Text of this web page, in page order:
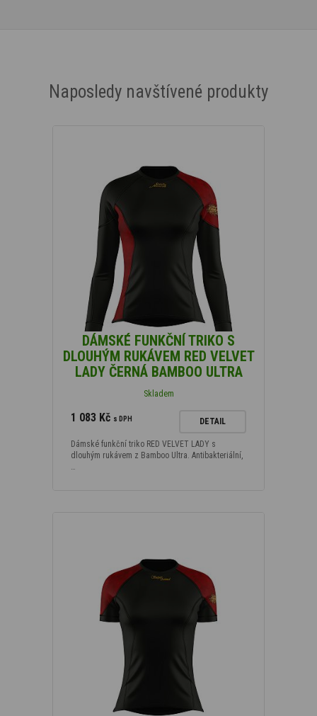
Naposledy navštívené produkty
DÁMSKÉ FUNKČNÍ TRIKO S
DLOUHÝM RUKÁVEM RED VELVET
LADY ČERNÁ BAMBOO ULTRA
Skladem
1 083 Kč s DPH DETAIL
Dámské funkční triko RED VELVET LADY s
dlouhým rukávem z Bamboo Ultra. Antibakteriální,
…